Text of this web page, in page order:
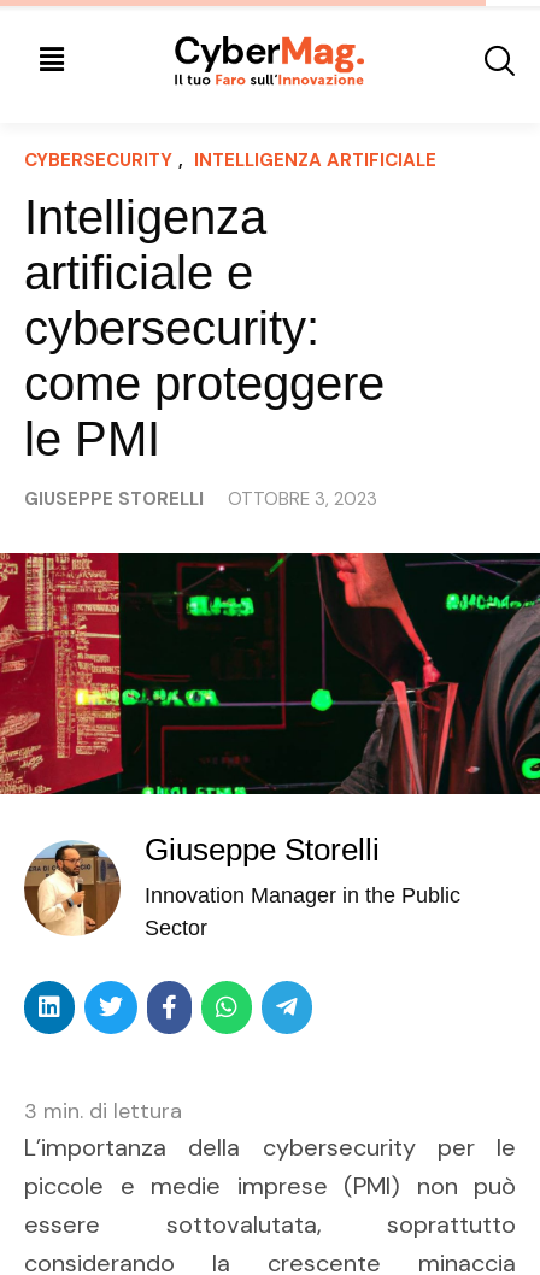
CYBERSECURITY , INTELLIGENZA ARTIFICIALE
Intelligenza
artificiale e
cybersecurity:
come proteggere
le PMI
GIUSEPPE STORELLI OTTOBRE 3, 2023
Giuseppe Storelli
Innovation Manager in the Public
Sector
3 min. di lettura
L’importanza della cybersecurity per le
piccole e medie imprese (PMI) non può
essere sottovalutata, soprattutto
considerando la crescente minaccia